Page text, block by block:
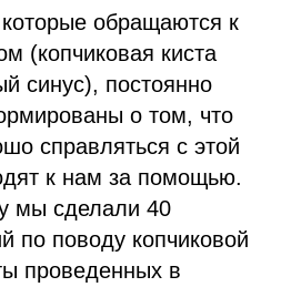
обращаются к
(копчиковая киста
синус), постоянно
о том, что
справляться с этой
к нам за помощью.
мы сделали 40
по поводу копчиковой
проведенных в